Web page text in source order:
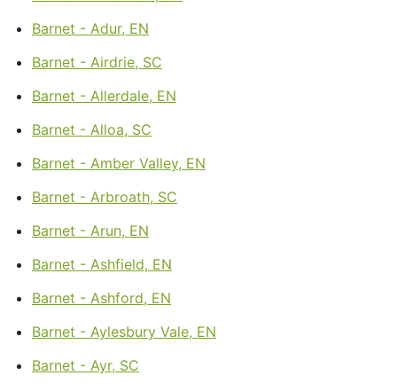
Barnet - Adur, EN
Barnet - Airdrie, SC
Barnet - Allerdale, EN
Barnet - Alloa, SC
Barnet - Amber Valley, EN
Barnet - Arbroath, SC
Barnet - Arun, EN
Barnet - Ashfield, EN
Barnet - Ashford, EN
Barnet - Aylesbury Vale, EN
Barnet - Ayr, SC